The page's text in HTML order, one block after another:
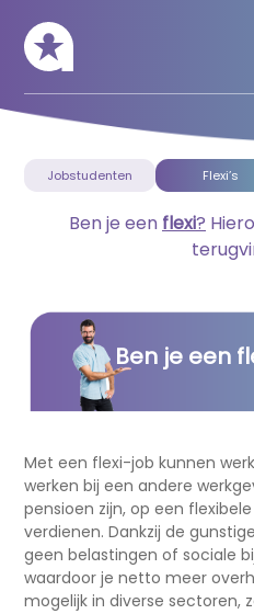
Jobstudenten Flexi’s
Ben je een flexi?
Ben je een
Met een flexi-job kunnen
werken bij een andere
pensioen zijn, op een
verdienen. Dankzij de
geen belastingen of sociale
waardoor je netto meer
mogelijk in diverse sectoren,